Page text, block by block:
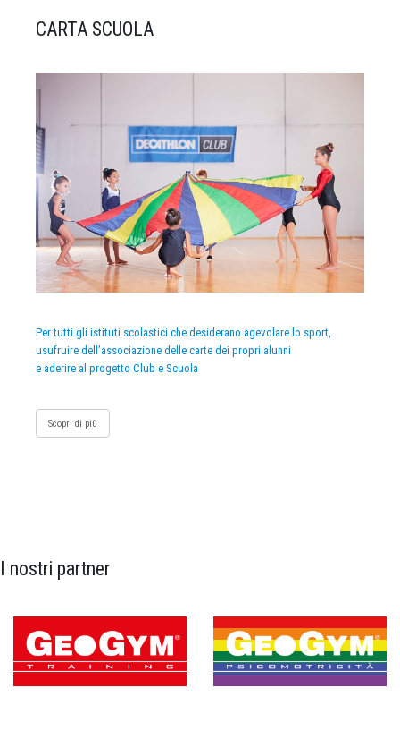
CARTA SCUOLA
Per tutti gli istituti scolastici che desiderano agevolare lo sport,
usufruire dell’associazione delle carte dei propri alunni
e aderire al progetto Club e Scuola
Scopri di più
I nostri partner